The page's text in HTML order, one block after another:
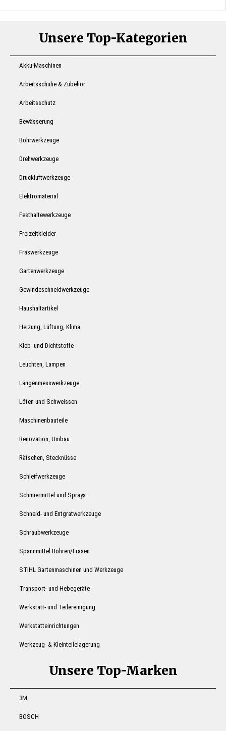
Unsere Top-Kategorien
Akku-Maschinen
Arbeitsschuhe & Zubehör
Arbeitsschutz
Bewässerung
Bohrwerkzeuge
Drehwerkzeuge
Druckluftwerkzeuge
Elektromaterial
Festhaltewerkzeuge
Freizeitkleider
Fräswerkzeuge
Gartenwerkzeuge
Gewindeschneidwerkzeuge
Haushaltartikel
Heizung, Lüftung, Klima
Kleb- und Dichtstoffe
Leuchten, Lampen
Längenmesswerkzeuge
Löten und Schweissen
Maschinenbauteile
Renovation, Umbau
Rätschen, Stecknüsse
Schleifwerkzeuge
Schmiermittel und Sprays
Schneid- und Entgratwerkzeuge
Schraubwerkzeuge
Spannmittel Bohren/Fräsen
STIHL Gartenmaschinen und Werkzeuge
Transport- und Hebegeräte
Werkstatt- und Teilereinigung
Werkstatteinrichtungen
Werkzeug- & Kleinteilelagerung
Unsere Top-Marken
3M
BOSCH